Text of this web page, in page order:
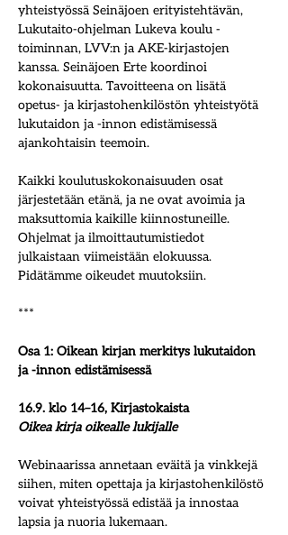
yhteistyössä Seinäjoen erityistehtävän,
Lukutaito-ohjelman Lukeva koulu -
toiminnan, LVV:n ja AKE-kirjastojen
kanssa. Seinäjoen Erte koordinoi
kokonaisuutta. Tavoitteena on lisätä
opetus- ja kirjastohenkilöstön yhteistyötä
lukutaidon ja -innon edistämisessä
ajankohtaisin teemoin.
Kaikki koulutuskokonaisuuden osat
järjestetään etänä, ja ne ovat avoimia ja
maksuttomia kaikille kiinnostuneille.
Ohjelmat ja ilmoittautumistiedot
julkaistaan viimeistään elokuussa.
Pidätämme oikeudet muutoksiin.
***
Osa 1: Oikean kirjan merkitys lukutaidon
ja -innon edistämisessä
16.9. klo 14–16, Kirjastokaista
Oikea kirja oikealle lukijalle
Webinaarissa annetaan eväitä ja vinkkejä
siihen, miten opettaja ja kirjastohenkilöstö
voivat yhteistyössä edistää ja innostaa
lapsia ja nuoria lukemaan.